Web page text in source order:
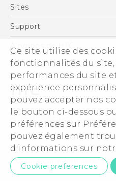
Ce site utilise des
fonctionnalités du site,
performances du site
expérience
pouvez accepter nos
le bouton ci-dessous
préférences sur
pouvez également
d'informations sur
Cookie preferences
5G
EXODUS
VIVE
VIVEPORT
Sites
HTC Dev
Support
Statut de la commande
Aide à la commande
Politique de garantie
À propos de HTC
ESG
Investisseurs (Anglais)
Sécurité du produit
Politique de confidentialité
Carrières
Security and Privacy
© 2011-2026 HTC
Documents légaux HTC
Contact confidentialité: